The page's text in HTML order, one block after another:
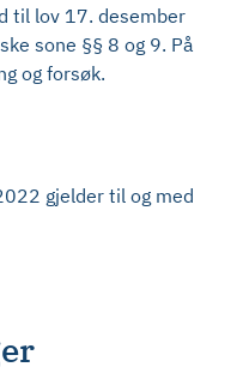
til lov 17. desember
sone §§ 8 og 9. På
og forsøk.
gjelder til og med